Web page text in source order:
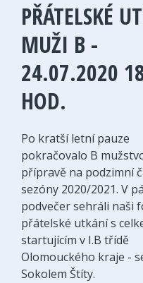
PŘÁTELSKÉ
MUŽI B -
24.07.2020
HOD.
Po kratší letní pauze
pokračovalo B
přípravě na podzimní
sezóny 2020/2021. V
podvečer sehráli naši
přátelské utkání s
startujícím v I.B třídě
Olomouckého kraje -
Sokolem Štíty.